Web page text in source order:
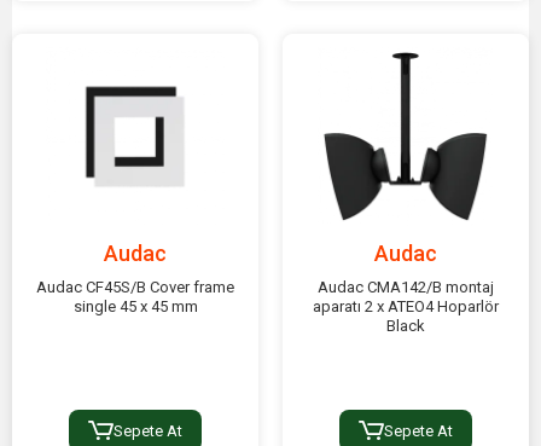
Audac
Audac CF45S/B Cover frame
single 45 x 45 mm
Sepete At
Audac
Audac CMA142/B montaj
aparatı 2 x ATEO4 Hoparlör
Black
Sepete At